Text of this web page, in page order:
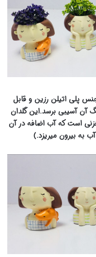
پلی اتیلن رزین و قابل
آن آسیبی برسد.این گلدان
است که آب اضافه در آن
به بیرون میریزد.)